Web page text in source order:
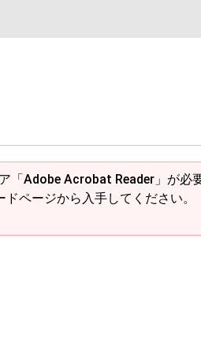
「Adobe Acrobat Reader」が必
ページから入手してください。